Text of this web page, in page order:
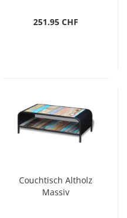
251.95 CHF
Couchtisch Altholz
Massiv